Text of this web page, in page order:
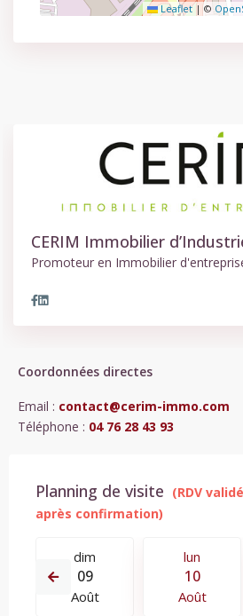
Leaflet | ©
CERIM Immobilier
Promoteur en Immobilier
Coordonnées directes
Email : contact@cerim-immo.com
Téléphone : 04 76 28 43 93
Planning de visite
dim
09
Août
lun
10
Août